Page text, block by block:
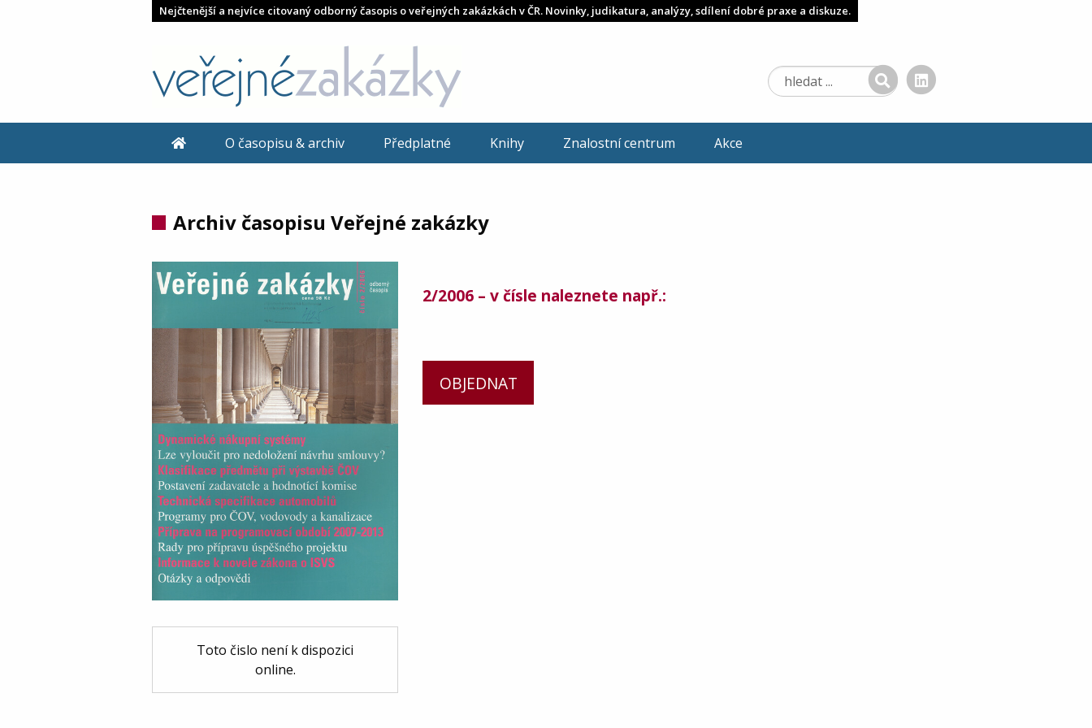
Nejčtenější a nejvíce citovaný odborný časopis o veřejných zakázkách v ČR. Novinky, judikatura, analýzy, sdílení dobré praxe a diskuze.
O časopisu & archiv Předplatné Knihy Znalostní centrum Akce
Archiv časopisu Veřejné zakázky
Toto čislo není k dispozici
online.
2/2006 – v čísle naleznete např.:
OBJEDNAT